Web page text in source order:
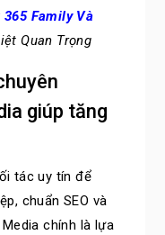
Family Và
Quan Trọng
giúp tăng
tác uy tín để
chuẩn SEO và
chính là lựa